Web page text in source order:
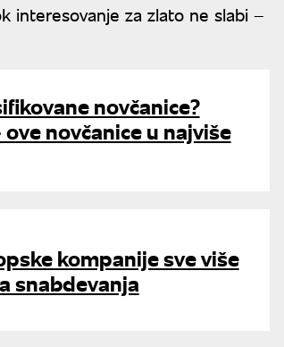
interesovanje za zlato ne slabi –
novčanice?
novčanice u najviše
kompanije sve više
snabdevanja